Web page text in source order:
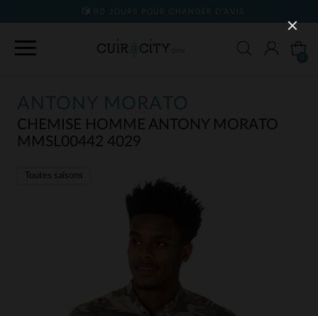
90 JOURS POUR CHANGER D'AVIS
ANTONY MORATO
CHEMISE HOMME ANTONY MORATO
MMSL00442 4029
Toutes saisons